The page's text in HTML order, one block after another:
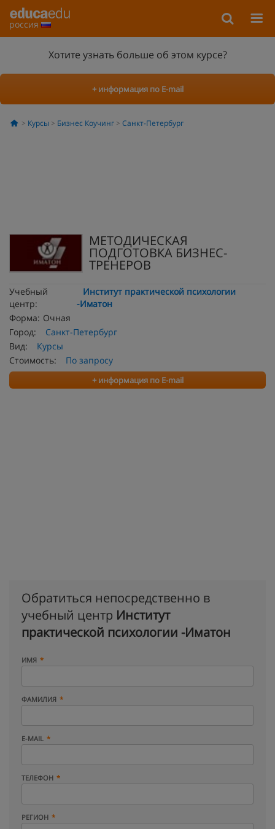
россия
Хотите узнать больше об этом курсе?
+ информация по E-mail
Курсы Бизнес Коучинг Санкт-Петербург
МЕТОДИЧЕСКАЯ
ПОДГОТОВКА БИЗНЕС-
ТРЕНЕРОВ
Учебный
центр:
Институт практической психологии
-Иматон
Форма: Очная
Город:
Санкт-Петербург
Вид:
Курсы
Стоимость:
По запросу
+ информация по E-mail
Обратиться непосредственно в
учебный центр Институт
практической психологии -Иматон
ИМЯ
ФАМИЛИЯ
E-MAIL
ТЕЛЕФОН
РЕГИОН